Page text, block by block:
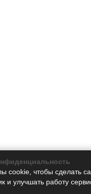
cookie, чтобы сделать
и улучшать работу